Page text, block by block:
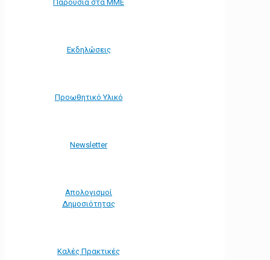
Παρουσία στα ΜΜΕ
Εκδηλώσεις
Προωθητικό Υλικό
Νewsletter
Απολογισμοί
Δημοσιότητας
Καλές Πρακτικές